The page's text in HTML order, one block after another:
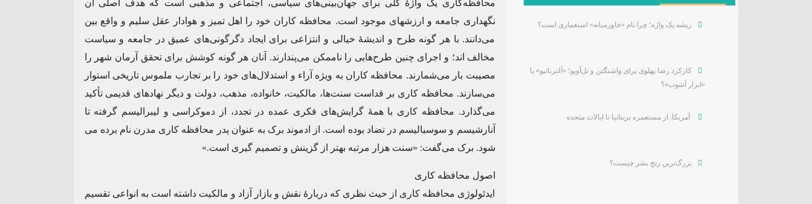
محافظه‌کاری یک واژهٔ کلی برای جهان‌بینی‌های سیاسی، اجتماعی و مذهبی است که هدف اصلی آن
نگهداری جامعه و ارزشهای موجود است. محافظه کاران خود را اهل تمیز و هوادار عقل سلیم و واقع بین
می‌دانند. با هر گونه طرح و اندیشهٔ خیالی و انتزاعی برای ایجاد دگرگونی‌های عمیق در جامعه و سیاست
مخالف اند؛ و اجرای چنین طرح‌هایی را ناممکن می‌پندارند. آنان هر گونه کوشش برای تحقق آرمان شهر را
مصیبت بار می‌شمارند. محافظه کاران به ویژه آراء و استدلال‌های خود را بر تجارب ملموس تاریخی استوار
می‌سازند. محافظه کاری بر قداست سنت‌ها، مالکیت، خانواده، مذهب، دولت و دیگر نهادهای قدیمی تأکید
می‌گذارد. محافظه کاری با همهٔ گرایش‌های فکری عمده در تجدد، از دموکراسی و لیبرالیسم گرفته تا
آنارشیسم و سوسیالیسم در تضاد بوده است. از ادموند برک به عنوان پدر محافظه کاری مدرن نام برده می
شود. برک می‌گفت: «سنت هزار مرتبه بهتر از گزینش و تصمیم گیری است.»
اصول محافظه کاری
ایدئولوژی محافظه کاری از حیث نظری که دربارهٔ نقش و بازار آزاد و مالکیت داشته است به انواعی تقسیم
ریشه یک واژه؛ چرا نام «خاورمیانه» استعماری است؟
کارکرد رضا پهلوی برای واشنگتن و تل‌آویو؛ «آلترناتیو» یا
«ابزار آشوب»؟
آمریکا: از مستعمره بریتانیا تا ایالات متحده
بزرگ‌ترین رنج بشر چیست؟